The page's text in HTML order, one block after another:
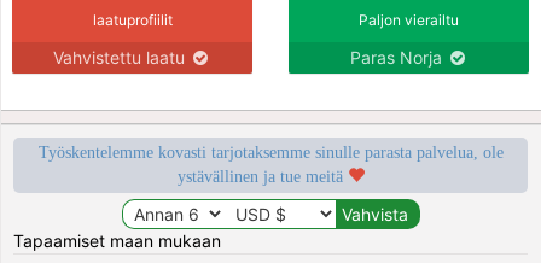
laatuprofiilit
Vahvistettu laatu
Paljon vierailtu
Paras Norja
Työskentelemme kovasti tarjotaksemme sinulle parasta palvelua, ole
ystävällinen ja tue meitä
Tapaamiset maan mukaan